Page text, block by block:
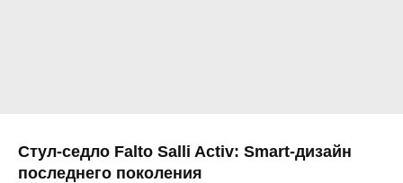
Стул-седло Falto Salli Activ: Smart-дизайн
последнего поколения